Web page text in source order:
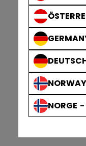
NORGE